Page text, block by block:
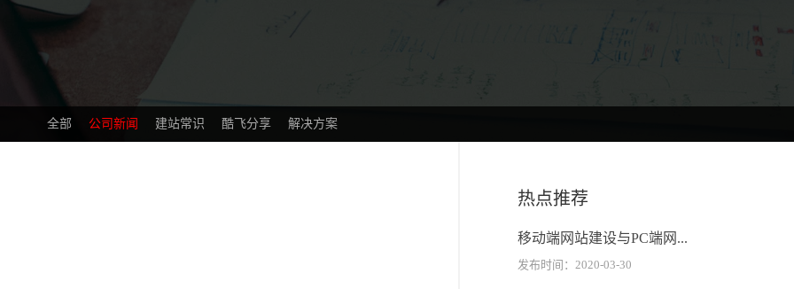
全部 公司新闻 建站常识 酷飞分享 解决方案
热点推荐
移动端网站建设与PC端网...
发布时间：2020-03-30